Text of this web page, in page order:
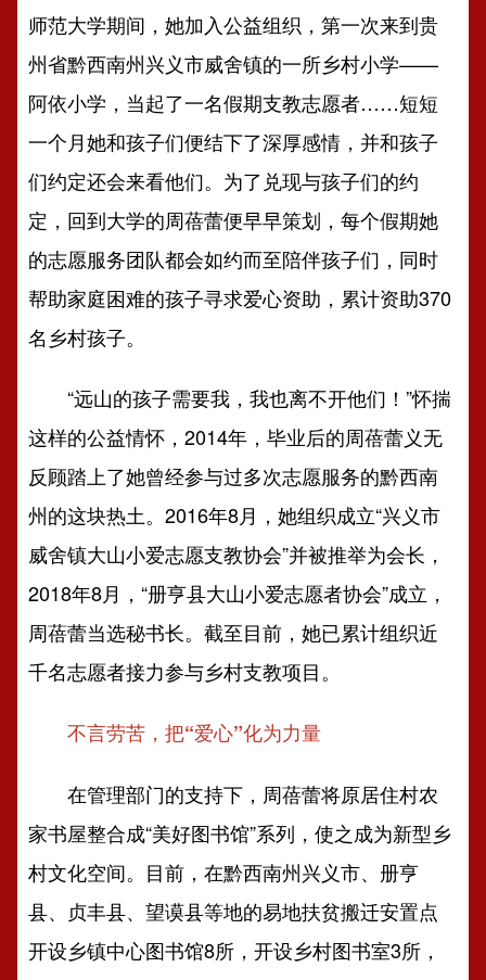
师范大学期间，她加入公益组织，第一次来到贵
州省黔西南州兴义市威舍镇的一所乡村小学——
阿依小学，当起了一名假期支教志愿者……短短
一个月她和孩子们便结下了深厚感情，并和孩子
们约定还会来看他们。为了兑现与孩子们的约
定，回到大学的周蓓蕾便早早策划，每个假期她
的志愿服务团队都会如约而至陪伴孩子们，同时
帮助家庭困难的孩子寻求爱心资助，累计资助370
名乡村孩子。
“远山的孩子需要我，我也离不开他们！”怀揣
这样的公益情怀，2014年，毕业后的周蓓蕾义无
反顾踏上了她曾经参与过多次志愿服务的黔西南
州的这块热土。2016年8月，她组织成立“兴义市
威舍镇大山小爱志愿支教协会”并被推举为会长，
2018年8月，“册亨县大山小爱志愿者协会”成立，
周蓓蕾当选秘书长。截至目前，她已累计组织近
千名志愿者接力参与乡村支教项目。
不言劳苦，把“爱心”化为力量
在管理部门的支持下，周蓓蕾将原居住村农
家书屋整合成“美好图书馆”系列，使之成为新型乡
村文化空间。目前，在黔西南州兴义市、册亨
县、贞丰县、望谟县等地的易地扶贫搬迁安置点
开设乡镇中心图书馆8所，开设乡村图书室3所，